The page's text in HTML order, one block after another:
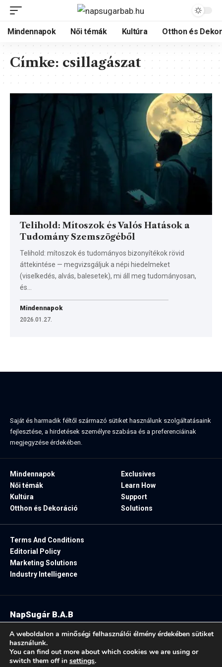
Mindennapok Női témák Kultúra Otthon és
Címke: csillagászat
Telihold: Mítoszok és Valós Hatások a
Tudomány Szemszögéből
Telihold: mítoszok és tudományos bizonyítékok rövid
áttekintése — megvizsgáljuk a népi hiedelmeket
(viselkedés, alvás, balesetek), mi áll meg tudományosan,
és…
Mindennapok
2026.01.27.
Saját és harmadik féltől származó sütiket használunk szolgáltatásaink
fejlesztése, a hirdetések személyre szabása és a preferenciáinak
megjegyzése érdekében.
Mindennapok
Női témák
Kultúra
Otthon és Dekoráció
Exclusives
Learn How
Support
Solutions
Terms And Conditions
Editorial Policy
Marketing Solutions
Industry Intelligence
Follow US:
NapSugár B.A.B
A weboldalon a minőségi felhasználói élmény érdekében sütiket
használunk.
You can find out more about which cookies we are using or
switch them off in settings.